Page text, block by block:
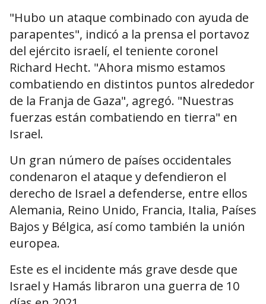
"Hubo un ataque combinado con ayuda de
parapentes", indicó a la prensa el portavoz
del ejército israelí, el teniente coronel
Richard Hecht. "Ahora mismo estamos
combatiendo en distintos puntos alrededor
de la Franja de Gaza", agregó. "Nuestras
fuerzas están combatiendo en tierra" en
Israel.
Un gran número de países occidentales
condenaron el ataque y defendieron el
derecho de Israel a defenderse, entre ellos
Alemania, Reino Unido, Francia, Italia, Países
Bajos y Bélgica, así como también la unión
europea.
Este es el incidente más grave desde que
Israel y Hamás libraron una guerra de 10